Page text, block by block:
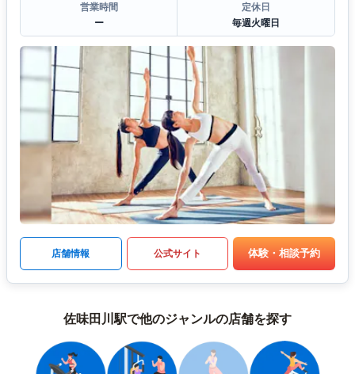
営業時間
ー
定休日
毎週火曜日
店舗情報 公式サイト 体験・相談予約
佐味田川駅で他のジャンルの店舗を探す